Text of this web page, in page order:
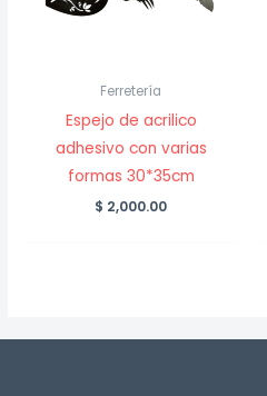
Ferretería
Espejo de acrilico
adhesivo con varias
formas 30*35cm
$ 2,000.00